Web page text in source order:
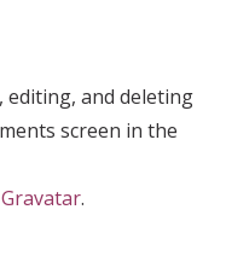
and deleting
screen in the
Gravatar.